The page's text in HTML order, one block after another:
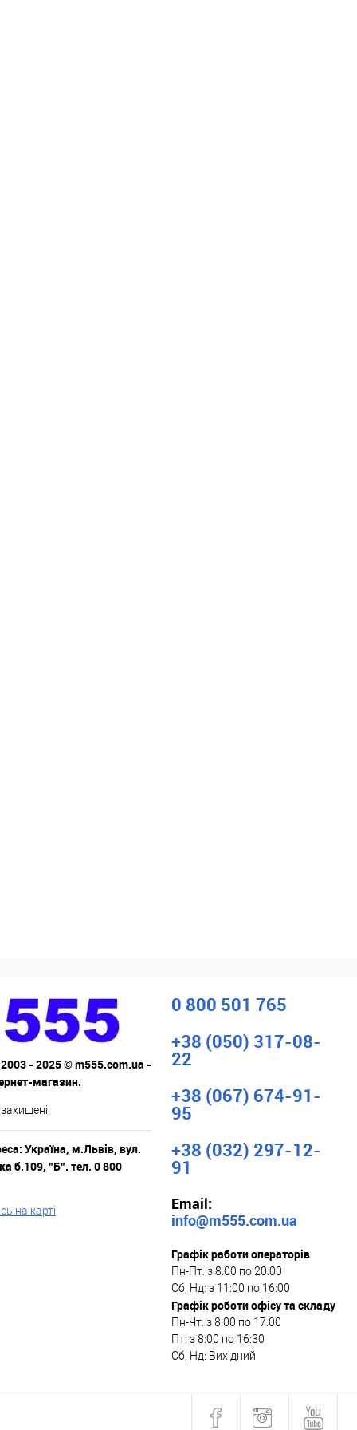
- 2025 © m555.com.ua -
магазин.
Україна, м.Львів, вул.
б.109, "Б". тел. 0 800
на карті
0 800 501 765
+38 (050) 317-08-
22
+38 (067) 674-91-
95
+38 (032) 297-12-
91
Email:
info@m555.com.ua
Графік работи операторів
Пн-Пт: з 8:00 по 20:00
Сб, Нд: з 11:00 по 16:00
Графік роботи офісу та складу
Пн-Чт: з 8:00 по 17:00
Пт: з 8:00 по 16:30
Сб, Нд: Вихідний